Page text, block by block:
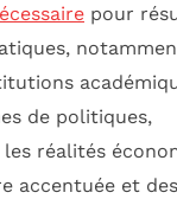
pour
de politiques,
réalités
accentuée et des